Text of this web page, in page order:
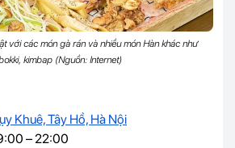
với các món gà rán và nhiều món Hàn khác như
kimbap (Nguồn: Internet)
Khuê, Tây Hồ, Hà Nội
– 22:00